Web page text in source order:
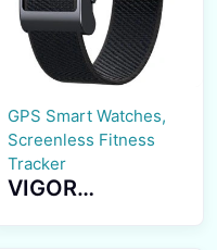
GPS Smart Watches,
Screenless Fitness
Tracker
VIGOR